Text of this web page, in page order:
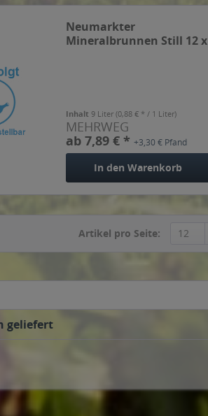
Neumarkter
Mineralbrunnen Still 12 x
Inhalt 9 Liter(0,88 € * / 1 Liter)
MEHRWEG
ab 7,89 € *+3,30 € Pfand
In den Warenkorb
Artikel pro Seite:
geliefert